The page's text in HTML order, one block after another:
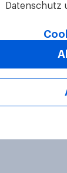
Datenschutz